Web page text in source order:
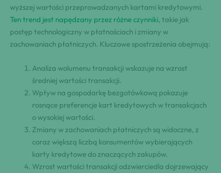
wyższej wartości przeprowadzanych kartami kredytowymi.
Ten trend jest napędzany przez różne czynniki, takie jak
postęp technologiczny w płatnościach i zmiany w
zachowaniach płatniczych. Kluczowe spostrzeżenia obejmują:
Analiza wolumenu transakcji wskazuje na wzrost
średniej wartości transakcji.
Wpływ na gospodarkę bezgotówkową pokazuje
rosnące preferencje kart kredytowych w transakcjach
o wysokiej wartości.
Zmiany w zachowaniach płatniczych są widoczne, z
coraz większą liczbą konsumentów wybierających
karty kredytowe do znaczących zakupów.
Wzrost wartości transakcji odzwierciedla dojrzewający